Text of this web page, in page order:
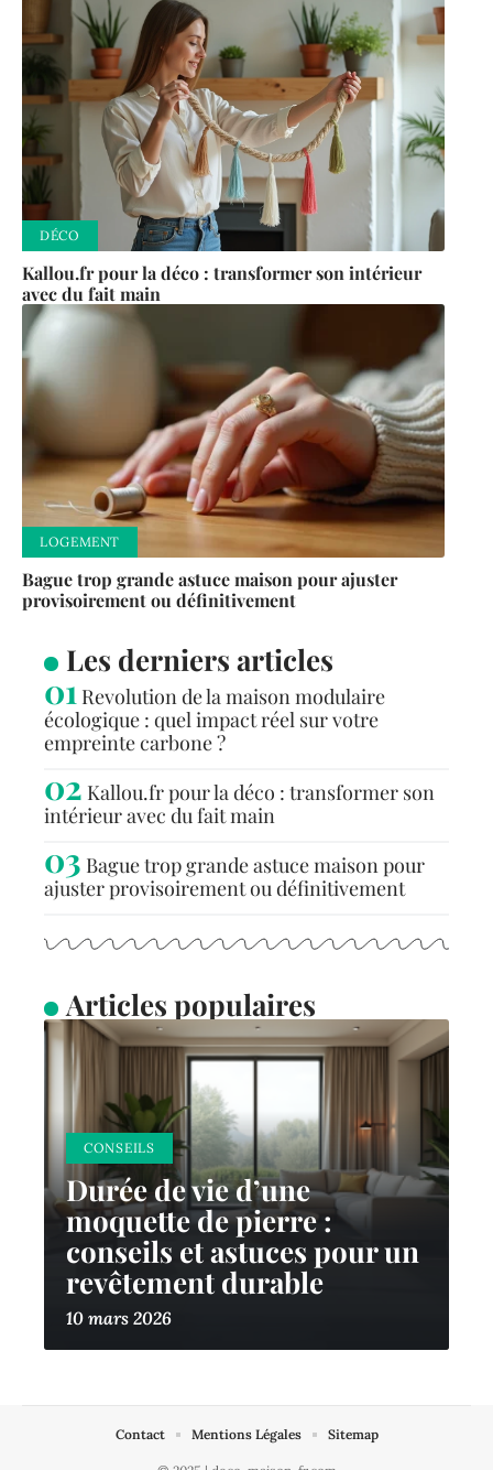
DÉCO
Kallou.fr pour la déco : transformer son intérieur
avec du fait main
LOGEMENT
Bague trop grande astuce maison pour ajuster
provisoirement ou définitivement
Les derniers articles
Revolution de la maison modulaire
écologique : quel impact réel sur votre
empreinte carbone ?
Kallou.fr pour la déco : transformer son
intérieur avec du fait main
Bague trop grande astuce maison pour
ajuster provisoirement ou définitivement
Articles populaires
CONSEILS
Durée de vie d’une
moquette de pierre :
conseils et astuces pour un
revêtement durable
10 mars 2026
Contact Mentions Légales Sitemap